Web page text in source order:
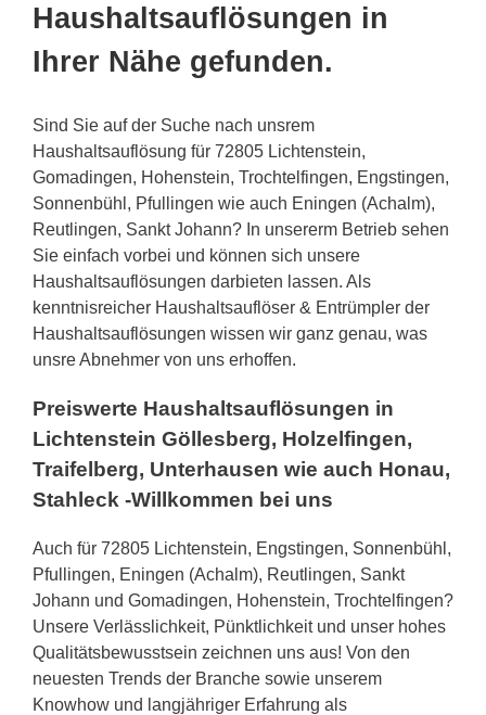
Haushaltsauflösungen in
Ihrer Nähe gefunden.
Sind Sie auf der Suche nach unsrem
Haushaltsauflösung für 72805 Lichtenstein,
Gomadingen, Hohenstein, Trochtelfingen, Engstingen,
Sonnenbühl, Pfullingen wie auch Eningen (Achalm),
Reutlingen, Sankt Johann? In unsererm Betrieb sehen
Sie einfach vorbei und können sich unsere
Haushaltsauflösungen darbieten lassen. Als
kenntnisreicher Haushaltsauflöser & Entrümpler der
Haushaltsauflösungen wissen wir ganz genau, was
unsre Abnehmer von uns erhoffen.
Preiswerte Haushaltsauflösungen in
Lichtenstein Göllesberg, Holzelfingen,
Traifelberg, Unterhausen wie auch Honau,
Stahleck -Willkommen bei uns
Auch für 72805 Lichtenstein, Engstingen, Sonnenbühl,
Pfullingen, Eningen (Achalm), Reutlingen, Sankt
Johann und Gomadingen, Hohenstein, Trochtelfingen?
Unsere Verlässlichkeit, Pünktlichkeit und unser hohes
Qualitätsbewusstsein zeichnen uns aus! Von den
neuesten Trends der Branche sowie unserem
Knowhow und langjähriger Erfahrung als